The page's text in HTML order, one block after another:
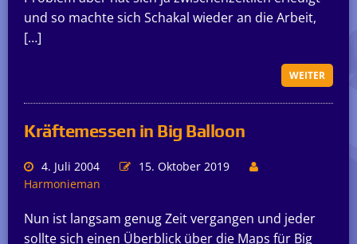
und so machte sich Schakal wieder an die Arbeit,
[…]
WEITER
Kräftemessen in Big Balloon
4. Juli 2004
15. Oktober 2019
Harmonieman
Nun ist langsam genug Zeit vergangen und jeder
sollte sich einen Überblick über die Maps für Big